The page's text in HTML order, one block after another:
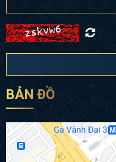
BẢN ĐỒ